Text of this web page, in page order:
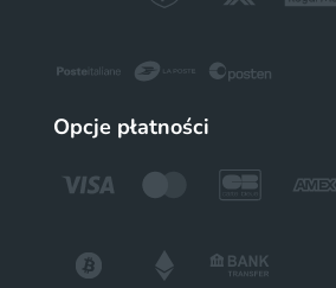
Opcje płatności